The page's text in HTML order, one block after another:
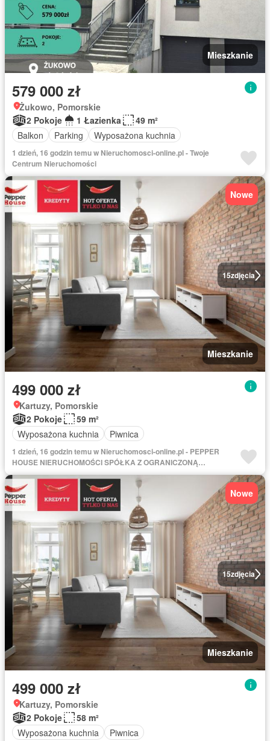
Mieszkanie
579 000 zł
Żukowo, Pomorskie
2 Pokoje
1 Łazienka
49 m²
Balkon
Parking Wyposażona kuchnia
1 dzień, 16 godzin temu w Nieruchomosci-online.pl - Twoje
Centrum Nieruchomości
15zdjęcia
Nowe
Mieszkanie
499 000 zł
Kartuzy, Pomorskie
2 Pokoje
59 m²
Wyposażona kuchnia
Piwnica
1 dzień, 16 godzin temu w Nieruchomosci-online.pl - PEPPER
HOUSE NIERUCHOMOŚCI SPÓŁKA Z OGRANICZONĄ
ODPOWIEDZIALNOŚCIĄ
15zdjęcia
Nowe
Mieszkanie
499 000 zł
Kartuzy, Pomorskie
2 Pokoje
58 m²
Wyposażona kuchnia
Piwnica